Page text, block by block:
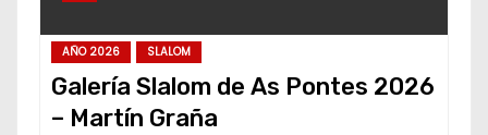
AÑO 2026 SLALOM
Galería Slalom de As Pontes 2026
– Martín Graña